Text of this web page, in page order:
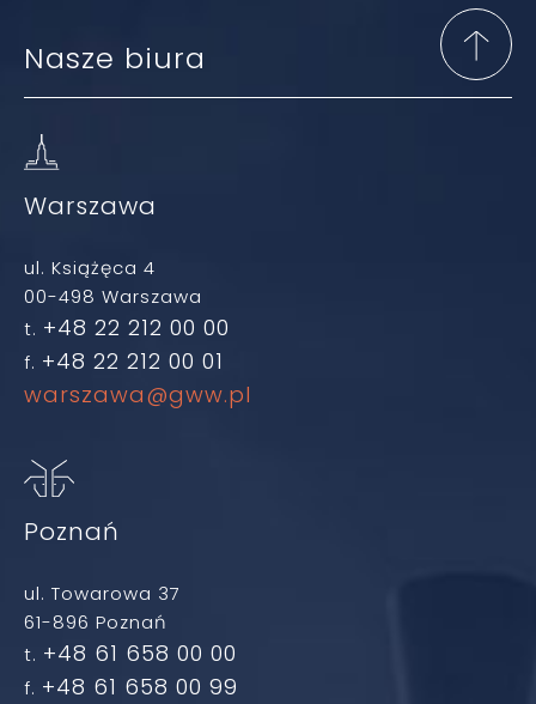
Nasze biura
Warszawa
ul. Książęca 4
00-498 Warszawa
t. +48 22 212 00 00
f. +48 22 212 00 01
warszawa@gww.pl
Poznań
ul. Towarowa 37
61-896 Poznań
t. +48 61 658 00 00
f. +48 61 658 00 99